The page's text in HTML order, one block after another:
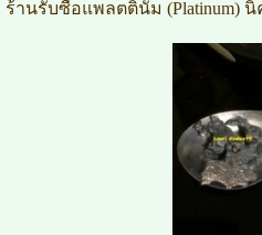
ร้านรับซื้อแพลตตินั่ม (Platinum)